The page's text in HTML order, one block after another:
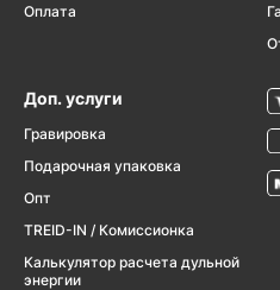
Оплата
Доп. услуги
Гравировка
Подарочная упаковка
Опт
TREID-IN / Комиссионка
Калькулятор расчета дульной
энергии